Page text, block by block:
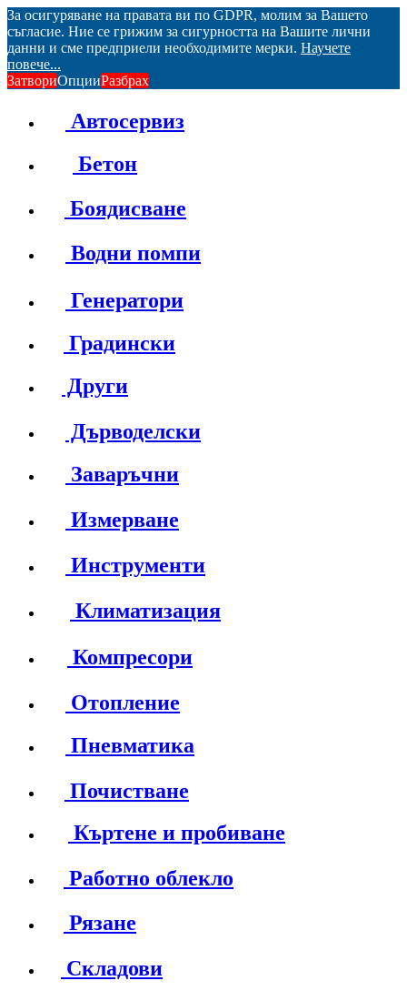
За осигуряване на правата ви по GDPR, молим за Вашето
съгласие. Ние се грижим за сигурността на Вашите лични
данни и сме предприели необходимите мерки. Научете
повече...
ЗатвориОпцииРазбрах
Автосервиз
Бетон
Боядисване
Водни помпи
Генератори
Градински
Други
Дърводелски
Заваръчни
Измерване
Инструменти
Климатизация
Компресори
Отопление
Пневматика
Почистване
Къртене и пробиване
Работно облекло
Рязане
Складови